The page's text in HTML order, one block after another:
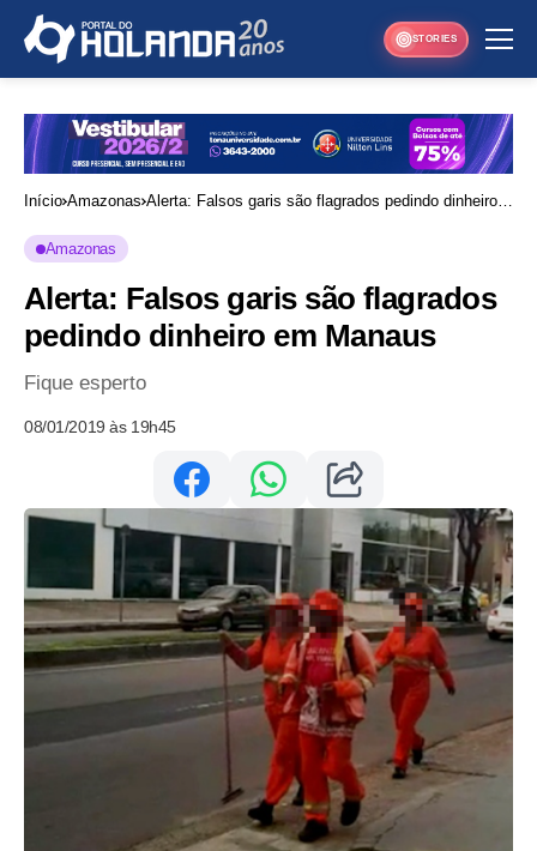
STORIES
Início Amazonas Alerta: Falsos garis são flagrados pedindo dinheiro
Amazonas
Alerta: Falsos garis são flagrados
pedindo dinheiro em Manaus
Fique esperto
08/01/2019 às 19h45